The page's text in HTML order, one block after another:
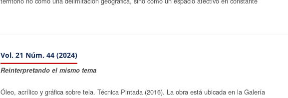
Vol. 21 Núm. 44 (2024)
Reinterpretando el mismo tema
Óleo, acrílico y gráfica sobre tela. Técnica Pintada (2016). La obra está ubicada en la Galería